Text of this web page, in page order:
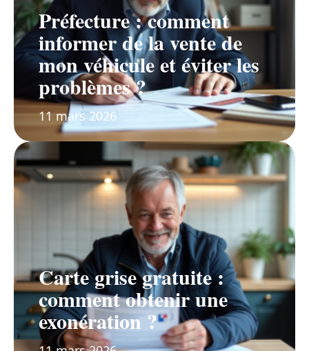
Préfecture : comment
informer de la vente de
mon véhicule et éviter les
problèmes ?
11 mars 2026
Carte grise gratuite :
comment obtenir une
exonération ?